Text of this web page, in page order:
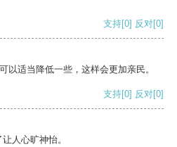
支持[0] 反对[0]
以适当降低一些，这样会更加亲民。
支持[0] 反对[0]
人心旷神怡。